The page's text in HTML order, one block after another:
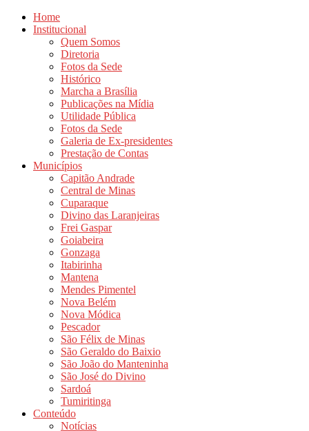
Home
Institucional
Quem Somos
Diretoria
Fotos da Sede
Histórico
Marcha a Brasília
Publicações na Mídia
Utilidade Pública
Fotos da Sede
Galeria de Ex-presidentes
Prestação de Contas
Municípios
Capitão Andrade
Central de Minas
Cuparaque
Divino das Laranjeiras
Frei Gaspar
Goiabeira
Gonzaga
Itabirinha
Mantena
Mendes Pimentel
Nova Belém
Nova Módica
Pescador
São Félix de Minas
São Geraldo do Baixio
São João do Manteninha
São José do Divino
Sardoá
Tumiritinga
Conteúdo
Notícias